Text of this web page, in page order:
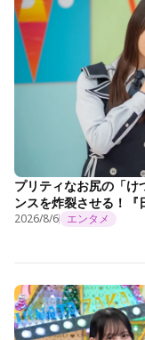
プリティなお尻の「け
ンスを炸裂させる！
2026/8/6 エンタメ